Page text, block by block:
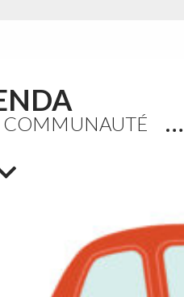
:
réservations
septembre
aux accueils de
pour la période de
sont ouvertes à
COMMUNAUTÉ